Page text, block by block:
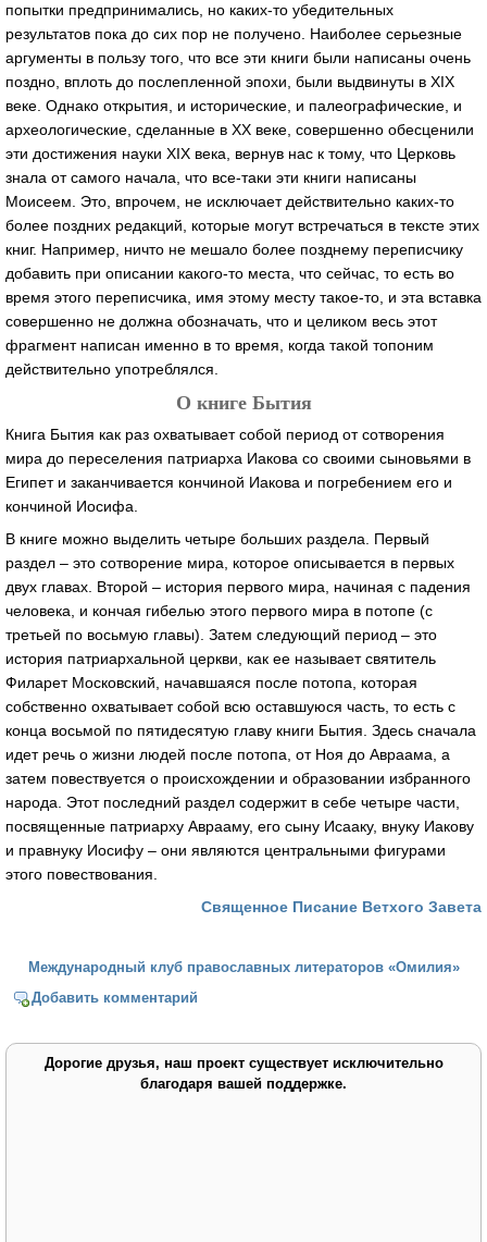
попытки предпринимались, но каких-то убедительных
результатов пока до сих пор не получено. Наиболее серьезные
аргументы в пользу того, что все эти книги были написаны очень
поздно, вплоть до послепленной эпохи, были выдвинуты в XIX
веке. Однако открытия, и исторические, и палеографические, и
археологические, сделанные в ХХ веке, совершенно обесценили
эти достижения науки XIX века, вернув нас к тому, что Церковь
знала от самого начала, что все-таки эти книги написаны
Моисеем. Это, впрочем, не исключает действительно каких-то
более поздних редакций, которые могут встречаться в тексте этих
книг. Например, ничто не мешало более позднему переписчику
добавить при описании какого-то места, что сейчас, то есть во
время этого переписчика, имя этому месту такое-то, и эта вставка
совершенно не должна обозначать, что и целиком весь этот
фрагмент написан именно в то время, когда такой топоним
действительно употреблялся.
О книге Бытия
Книга Бытия как раз охватывает собой период от сотворения
мира до переселения патриарха Иакова со своими сыновьями в
Египет и заканчивается кончиной Иакова и погребением его и
кончиной Иосифа.
В книге можно выделить четыре больших раздела. Первый
раздел – это сотворение мира, которое описывается в первых
двух главах. Второй – история первого мира, начиная с падения
человека, и кончая гибелью этого первого мира в потопе (с
третьей по восьмую главы). Затем следующий период – это
история патриархальной церкви, как ее называет святитель
Филарет Московский, начавшаяся после потопа, которая
собственно охватывает собой всю оставшуюся часть, то есть с
конца восьмой по пятидесятую главу книги Бытия. Здесь сначала
идет речь о жизни людей после потопа, от Ноя до Авраама, а
затем повествуется о происхождении и образовании избранного
народа. Этот последний раздел содержит в себе четыре части,
посвященные патриарху Аврааму, его сыну Исааку, внуку Иакову
и правнуку Иосифу – они являются центральными фигурами
этого повествования.
Священное Писание Ветхого Завета
Международный клуб православных литераторов «Омилия»
Добавить комментарий
Дорогие друзья, наш проект существует исключительно
благодаря вашей поддержке.